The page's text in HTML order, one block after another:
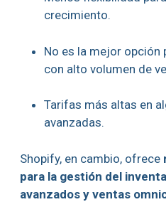
crecimiento.
No es la mejor opción
con alto volumen de
Tarifas más altas en
avanzadas.
Shopify, en cambio, ofrece
para la gestión del
avanzados y ventas